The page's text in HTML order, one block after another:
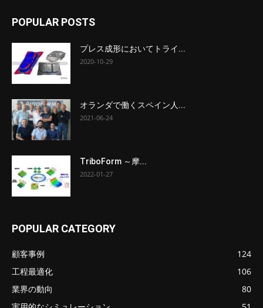
POPULAR POSTS
プレス成形においてトライ...
2020-10-29
オランダで働くスペイン人...
2021-06-24
TriboForm ～摩...
2022-01-27
POPULAR CATEGORY
顧客事例
124
工程最適化
106
業界の動向
80